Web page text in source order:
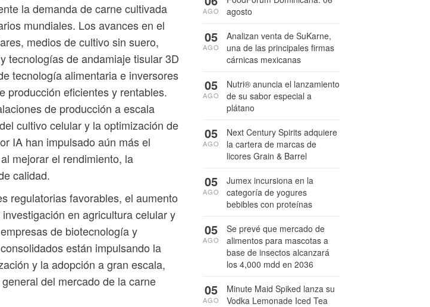
la demanda de carne cultivada
mundiales. Los avances en el
medios de cultivo sin suero,
tecnologías de andamiaje tisular 3D
tecnología alimentaria e inversores
producción eficientes y rentables.
de producción a escala
cultivo celular y la optimización de
IA han impulsado aún más el
mejorar el rendimiento, la
calidad.
regulatorias favorables, el aumento
en agricultura celular y
de biotecnología y
están impulsando la
y la adopción a gran escala,
del mercado de la carne
agosto
AGO
Analizan venta de SuKarne,
una de las principales firmas
cárnicas mexicanas
05
AGO
Nutri® anuncia el lanzamiento
de su sabor especial a
plátano
05
AGO
Next Century Spirits adquiere
la cartera de marcas de
licores Grain & Barrel
05
AGO
Jumex incursiona en la
categoría de yogures
bebibles con proteínas
05
AGO
Se prevé que mercado de
alimentos para mascotas a
base de insectos alcanzará
los 4,000 mdd en 2036
05
AGO
Minute Maid Spiked lanza su
Vodka Lemonade Iced Tea
05
AGO